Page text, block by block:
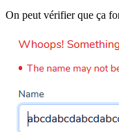
On peut vérifier que ça